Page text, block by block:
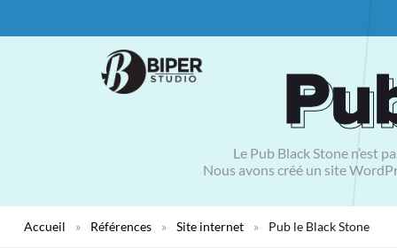
Le Pub Black Stone n’est
Nous avons créé un site
Accueil » Références » Site internet » Pub le Black Stone